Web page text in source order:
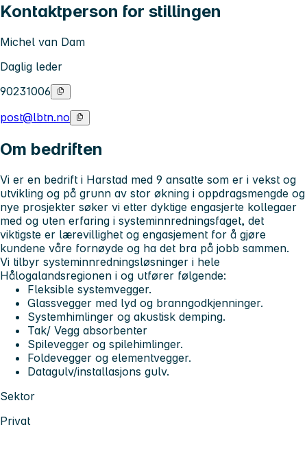
Kontaktperson for stillingen
Michel van Dam
Daglig leder
90231006
post@lbtn.no
Om bedriften
Vi er en bedrift i Harstad med 9 ansatte som er i vekst og
utvikling og på grunn av stor økning i oppdragsmengde og
nye prosjekter søker vi etter dyktige engasjerte kollegaer
med og uten erfaring i systeminnredningsfaget, det
viktigste er lærevillighet og engasjement for å gjøre
kundene våre fornøyde og ha det bra på jobb sammen.
Vi tilbyr systeminnredningsløsninger i hele
Hålogalandsregionen i og utfører følgende:
Fleksible systemvegger.
Glassvegger med lyd og branngodkjenninger.
Systemhimlinger og akustisk demping.
Tak/ Vegg absorbenter
Spilevegger og spilehimlinger.
Foldevegger og elementvegger.
Datagulv/installasjons gulv.
Sektor
Privat